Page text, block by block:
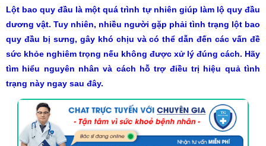
Lột bao quy đầu là một quá trình tự nhiên giúp làm lộ quy đầu
dương vật. Tuy nhiên, nhiều người gặp phải tình trạng lột bao
quy đầu bị sưng, gây khó chịu và có thể dẫn đến các vấn đề
sức khỏe nghiêm trọng nếu không được xử lý đúng cách. Hãy
tìm hiểu nguyên nhân và cách hỗ trợ điều trị hiệu quả tình
trạng này ngay sau đây.